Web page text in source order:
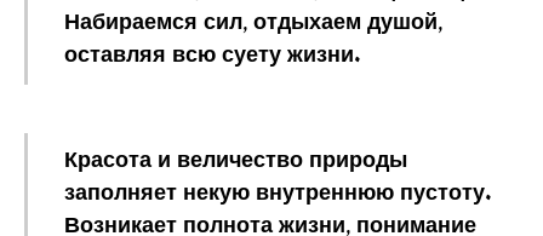
Набираемся сил, отдыхаем душой,
оставляя всю суету жизни.
Красота и величество природы
заполняет некую внутреннюю пустоту.
Возникает полнота жизни, понимание